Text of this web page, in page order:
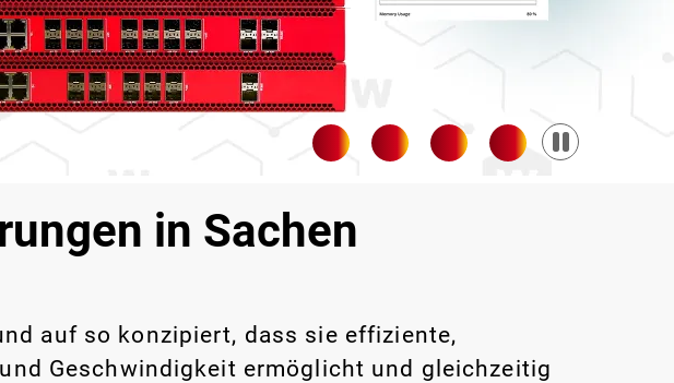
Pause
in Sachen
auf so konzipiert, dass sie effiziente,
Geschwindigkeit ermöglicht und gleichzeitig